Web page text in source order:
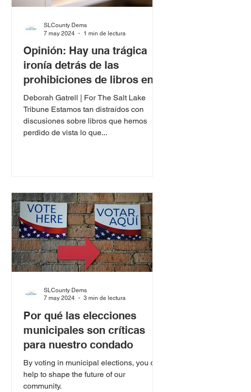
Opinión: Hay una trágica
ironía detrás de las
prohibiciones de libros en
Utah
Deborah Gatrell | For The Salt Lake
Tribune Estamos tan distraídos con
discusiones sobre libros que hemos
perdido de vista lo que...
SLCounty Dems
7 may 2024
1 min de lectura
Por qué las elecciones
municipales son críticas
para nuestro condado
By voting in municipal elections, you can
help to shape the future of our
community.
SLCounty Dems
7 may 2024
3 min de lectura